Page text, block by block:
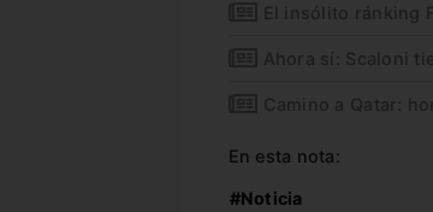
El insólito ránking
Ahora sí: Scaloni
Camino a Qatar:
En esta nota:
#Noticia